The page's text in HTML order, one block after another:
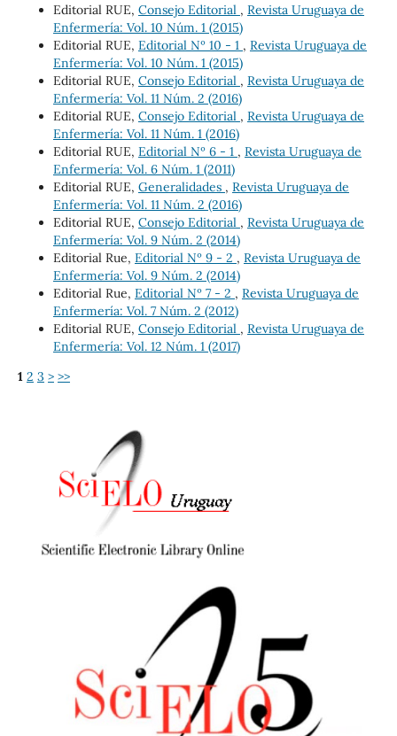
Editorial RUE, Consejo Editorial , Revista Uruguaya de
Enfermería: Vol. 10 Núm. 1 (2015)
Editorial RUE, Editorial Nº 10 - 1 , Revista Uruguaya de
Enfermería: Vol. 10 Núm. 1 (2015)
Editorial RUE, Consejo Editorial , Revista Uruguaya de
Enfermería: Vol. 11 Núm. 2 (2016)
Editorial RUE, Consejo Editorial , Revista Uruguaya de
Enfermería: Vol. 11 Núm. 1 (2016)
Editorial RUE, Editorial Nº 6 - 1 , Revista Uruguaya de
Enfermería: Vol. 6 Núm. 1 (2011)
Editorial RUE, Generalidades , Revista Uruguaya de
Enfermería: Vol. 11 Núm. 2 (2016)
Editorial RUE, Consejo Editorial , Revista Uruguaya de
Enfermería: Vol. 9 Núm. 2 (2014)
Editorial Rue, Editorial Nº 9 - 2 , Revista Uruguaya de
Enfermería: Vol. 9 Núm. 2 (2014)
Editorial Rue, Editorial Nº 7 - 2 , Revista Uruguaya de
Enfermería: Vol. 7 Núm. 2 (2012)
Editorial RUE, Consejo Editorial , Revista Uruguaya de
Enfermería: Vol. 12 Núm. 1 (2017)
1 2 3 > >>